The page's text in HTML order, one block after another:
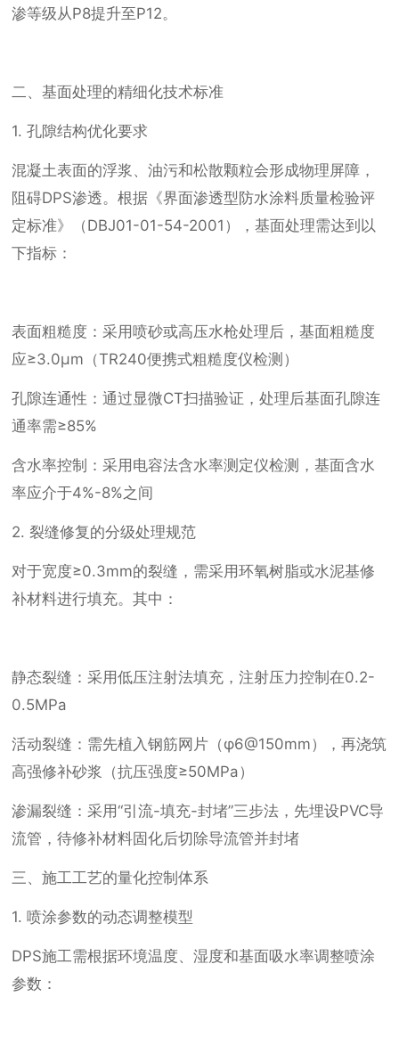
渗等级从P8提升至P12。
二、基面处理的精细化技术标准
1. 孔隙结构优化要求
混凝土表面的浮浆、油污和松散颗粒会形成物理屏障，
阻碍DPS渗透。根据《界面渗透型防水涂料质量检验评
定标准》（DBJ01-01-54-2001），基面处理需达到以
下指标：
表面粗糙度：采用喷砂或高压水枪处理后，基面粗糙度
应≥3.0μm（TR240便携式粗糙度仪检测）
孔隙连通性：通过显微CT扫描验证，处理后基面孔隙连
通率需≥85%
含水率控制：采用电容法含水率测定仪检测，基面含水
率应介于4%-8%之间
2. 裂缝修复的分级处理规范
对于宽度≥0.3mm的裂缝，需采用环氧树脂或水泥基修
补材料进行填充。其中：
静态裂缝：采用低压注射法填充，注射压力控制在0.2-
0.5MPa
活动裂缝：需先植入钢筋网片（φ6@150mm），再浇筑
高强修补砂浆（抗压强度≥50MPa）
渗漏裂缝：采用“引流-填充-封堵”三步法，先埋设PVC导
流管，待修补材料固化后切除导流管并封堵
三、施工工艺的量化控制体系
1. 喷涂参数的动态调整模型
DPS施工需根据环境温度、湿度和基面吸水率调整喷涂
参数：